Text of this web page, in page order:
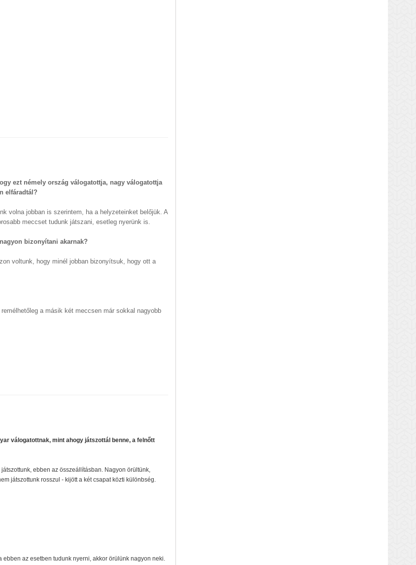
ezt némely ország válogatottja, nagy válogatottja
elfáradtál?
volna jobban is szerintem, ha a helyzeteinket belőjük. A
meccset tudunk játszani, esetleg nyerünk is.
bizonyítani akarnak?
voltunk, hogy minél jobban bizonyítsuk, hogy ott a
a másik két meccsen már sokkal nagyobb
válogatottnak, mint ahogy játszottál benne, a felnőtt
ebben az összeállításban. Nagyon örültünk,
játszottunk rosszul - kijött a két csapat közti különbség.
az esetben tudunk nyerni, akkor örülünk nagyon neki.